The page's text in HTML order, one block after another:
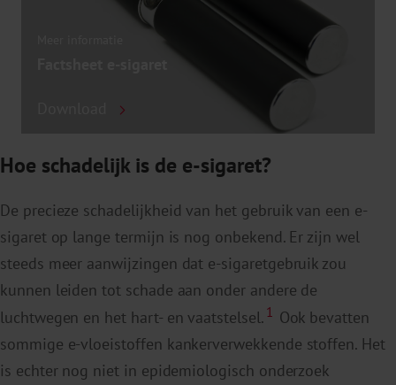
Hoe schadelijk is de e-sigaret?
De precieze schadelijkheid van het gebruik van een e-
sigaret op lange termijn is nog onbekend. Er zijn wel
steeds meer aanwijzingen dat e-sigaretgebruik zou
kunnen leiden tot schade aan onder andere de
luchtwegen en het hart- en vaatstelsel. 1 Ook bevatten
sommige e-vloeistoffen kankerverwekkende stoffen. Het
is echter nog niet in epidemiologisch onderzoek